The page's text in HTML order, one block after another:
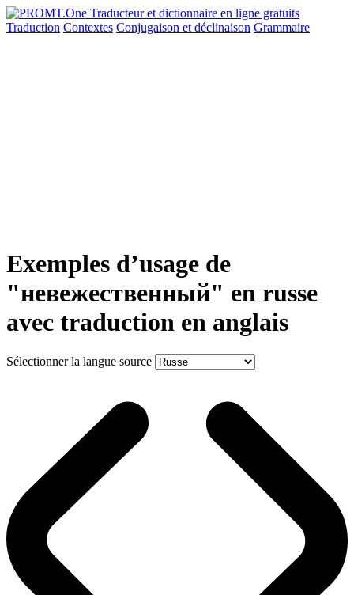
Traduction Contextes Conjugaison et déclinaison Grammaire
Exemples d’usage de
"невежественный" en russe
avec traduction en anglais
Sélectionner la langue source